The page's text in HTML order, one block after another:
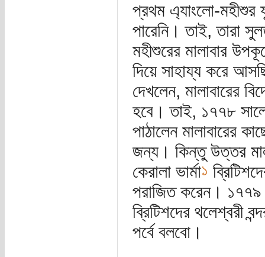
প্রথম এ্যাংলো-মহীশুর
পারেনি। তাই, তারা
মহীশুরের মালাবার
দিয়ে সাহায্য করে
দেখলেন, মালাবারের
হবে। তাই, ১৭৭৮ সালে
পাঠালেন মালাবারের
জন্য। কিন্তু উত্তর
কেরালা ভার্মা১
পরাজিত করেন। ১৭৭৯
ব্রিটিশদের থলেশ্বরী
পর্বে বলবো।